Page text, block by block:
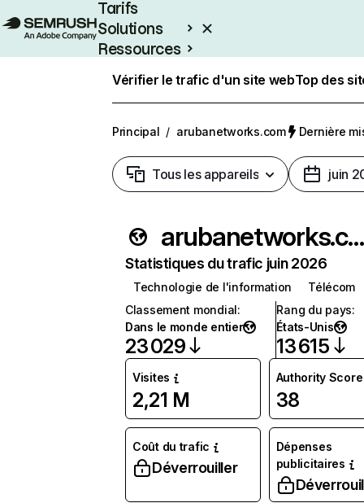
Tarifs
Solutions
Ressources
Vérifier le trafic d'un site webTop des
Principal / arubanetworks.com Dernière
Tous les appareils juin
arubanetworks.com
Statistiques du trafic juin 2026
Technologie de l'information
Télécom
Classement mondial:
Dans le monde entier
23 029
Rang du pays:
États-Unis
13 615
Visites
2,21 M
Authority Score
38
Coût du trafic
Déverrouiller
Dépenses
publicitaires